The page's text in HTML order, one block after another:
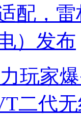
配，
）发布